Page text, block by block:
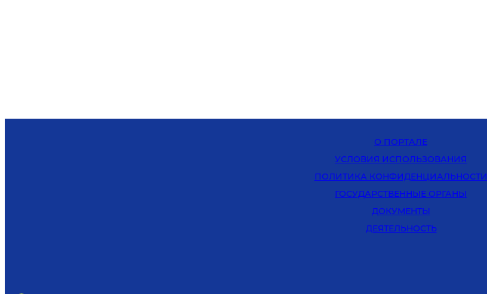
О ПОРТАЛЕ
УСЛОВИЯ ИСПОЛЬЗОВАНИЯ
ПОЛИТИКА КОНФИДЕНЦИАЛЬНОСТИ
ГОСУДАРСТВЕННЫЕ ОРГАНЫ
ДОКУМЕНТЫ
ДЕЯТЕЛЬНОСТЬ